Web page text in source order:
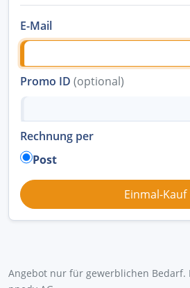
E-Mail
Promo ID (optional)
Rechnung per
Post
Angebot nur für gewerblichen Bedarf.